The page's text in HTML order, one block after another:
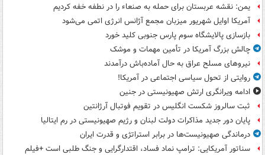
یمن: نقشه عربستان برای حمله به صنعاء را در نطفه خفه کردیم
آمریکا اوایل شهریور میزبان مجمع آژانس انرژی اتمی می‌شود
بازسازی پالایشگاه سوم پارس جنوبی کلید خورد
چالش بزرگ آمریکا در تأمین مهمات و موشک
نیروهای مسلح عراق به حال آماده‌باش درآمدند
روایتی از تحول سیاسی اجتماعی در آمریکا!
ادامه ویرانگری ارتش صهیونیستی در جنین
ثبت سالروز شکست انگلیس در تقویم فوتبال آرژانتین
پایان دور جدید مذاکرات دولت لبنان و رژیم صهیونیستی در رم ایتالیا
درماندگی صهیونیست‌ها در برابر استراتژی و قدرت ایران
سناتور آمریکایی: ترامپ نماد فساد، اقتدارگرایی و جنگ طلبی است +فیلم